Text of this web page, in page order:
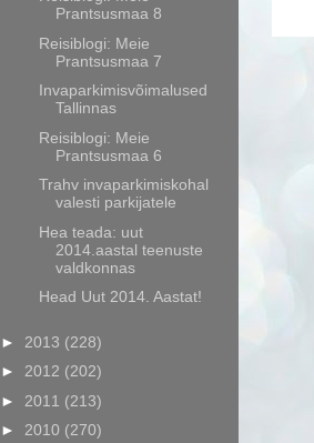
Prantsusmaa 8
Reisiblogi: Meie
Prantsusmaa 7
Invaparkimisvõimalused
Tallinnas
Reisiblogi: Meie
Prantsusmaa 6
Trahv invaparkimiskohal
valesti parkijatele
Hea teada: uut
2014.aastal teenuste
valdkonnas
Head Uut 2014. Aastat!
► 2013 (228)
► 2012 (202)
► 2011 (213)
► 2010 (270)